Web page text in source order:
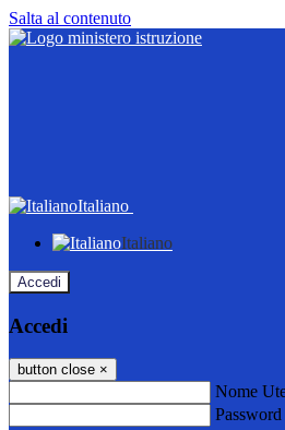
Salta al contenuto
Italiano
Italiano
Accedi
Accedi
button close ×
Nome
Password